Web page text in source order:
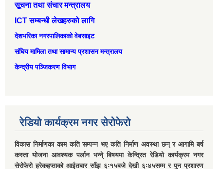
सूचना तथा संचार मन्त्रालय
ICT सम्बन्धी लेखहरुको लागि
देशभरिका नगरपालिकाको वेबसाइट
संघिय मामिला तथा सामान्‍य प्रशासन मन्त्रालय
केन्द्रीय पञ्जिकरण विभाग
रेडियो कार्यक्रम नगर सेरोफेरो
विकास निर्माणका काम कति सम्पन्न भए कति निर्माण अवस्था छन् र आगामि बर्ष
कस्ता योजना आवश्यक पर्लान भन्ने् बिषयमा केन्द्रित रेडियो कार्यक्रम नगर
सेरोफेरो हरेकहप्ताको आईतबार साँझ ६ः१५बजे देखी ६ः४५सम्म र पुन प्रशारण